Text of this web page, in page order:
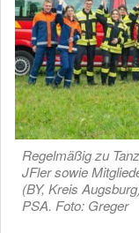
Regelmäßig zu
JFler sowie
(BY, Kreis
PSA. Foto: Greger